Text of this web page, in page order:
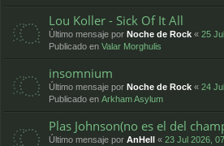
Lou Koller - Sick Of It All
Último mensaje por Noche de Rock « 25
Publicado en Valar Morghulis
insomnium
Último mensaje por Noche de Rock « 24
Publicado en Arkham Asylum
Plas Johnson(no es el del
Último mensaje por AnHell « 23 Jul 2026,